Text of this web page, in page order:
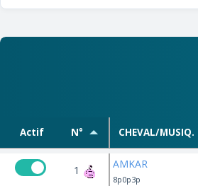
Actif N° CHEVAL/MUSIQ.
1 AMKAR
8p0p3p